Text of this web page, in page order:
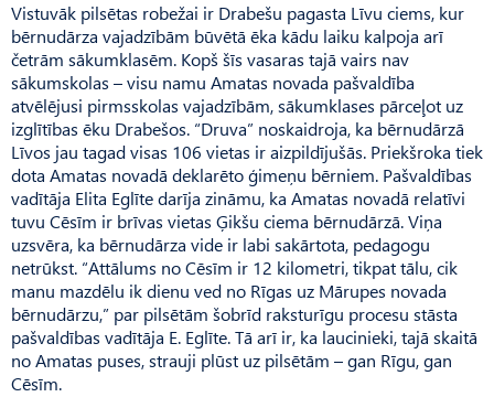
Vistuvāk pilsētas robežai ir Drabešu pagasta Līvu ciems, kur
bērnudārza vajadzībām būvētā ēka kādu laiku kalpoja arī
četrām sākumklasēm. Kopš šīs vasaras tajā vairs nav
sākumskolas – visu namu Amatas novada pašvaldība
atvēlējusi pirmsskolas vajadzībām, sākumklases pārceļot uz
izglītības ēku Drabešos. “Druva” noskaidroja, ka bērnudārzā
Līvos jau tagad visas 106 vietas ir aizpildījušās. Priekšroka tiek
dota Amatas novadā deklarēto ģimeņu bērniem. Pašvaldības
vadītāja Elita Eglīte darīja zināmu, ka Amatas novadā relatīvi
tuvu Cēsīm ir brīvas vietas Ģikšu ciema bērnudārzā. Viņa
uzsvēra, ka bērnudārza vide ir labi sakārtota, pedagogu
netrūkst. “Attālums no Cēsīm ir 12 kilometri, tikpat tālu, cik
manu mazdēlu ik dienu ved no Rīgas uz Mārupes novada
bērnudārzu,” par pilsētām šobrīd raksturīgu procesu stāsta
pašvaldības vadītāja E. Eglīte. Tā arī ir, ka laucinieki, tajā skaitā
no Amatas puses, strauji plūst uz pilsētām – gan Rīgu, gan
Cēsīm.